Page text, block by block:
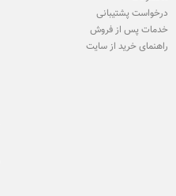
درخواست پشتیبانی
خدمات پس از فروش
راهنمای خرید از سایت